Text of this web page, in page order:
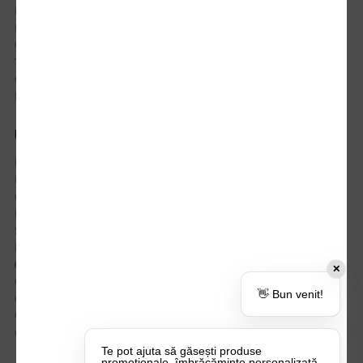
Istoric comenzi
Mostre si Conditii Retur Marfa
Cum comanzi
Termen de livrare
Costuri de livrare
Politica de returnare a produselor
UTILE
Despre Noi
Echipa Update Advertising
CSR si Implicare sociala
Branduri partenere
Suport dedicat si Intrebari frecvente
BLOG – Promo Tips&Tricks
Certificari si Sustenabilitate
Cariere la Update Advertising
CATALOAGE
Contactează-ne
✕
👋 Bun venit!
Te pot ajuta să găsești produse